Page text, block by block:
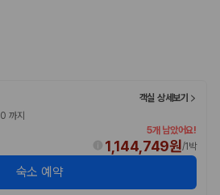
요합니다
보장 범위가 다를 수 있습니다. 카모아에서
험 조건을 비교해 여행 스타일에 맞는 보장
조건을 함께 확인하세요
셔틀 편의성에 따라 실제 이용 만족도가
무실까지의 이동 조건을 가격과 함께 비교
객실 상세보기
까지
5개 남았어요!
1,144,749원/1박
숙소 예약